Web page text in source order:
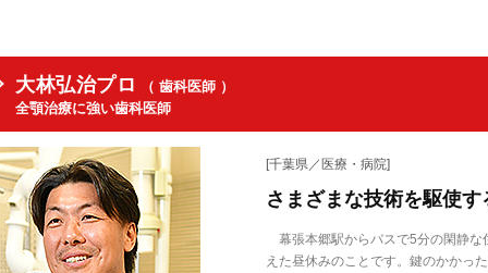
大林弘治プロ
（ 歯科医師 ）
全顎治療に強い歯科医師
[千葉県／医療・病院]
さまざまな技術を駆使
幕張本郷駅からバスで5分の閑静な
えた昼休みのことです。鍵のかかっ